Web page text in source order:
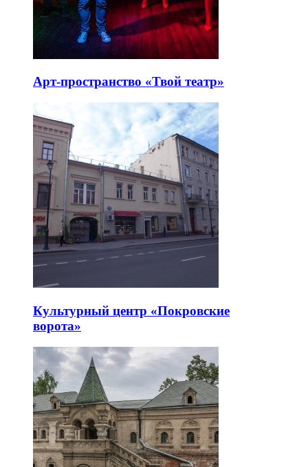
Арт-пространство «Твой театр»
Культурный центр «Покровские
ворота»